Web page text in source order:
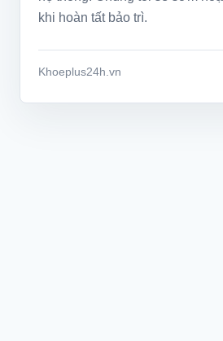
khi hoàn tất bảo trì.
Khoeplus24h.vn